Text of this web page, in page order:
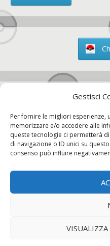
Gestisci
Per fornire le migliori esperienze,
memorizzare e/o accedere alle
queste tecnologie ci permetterà
di navigazione o ID unici su
consenso può influire
VISUALIZZA
Chi siamo